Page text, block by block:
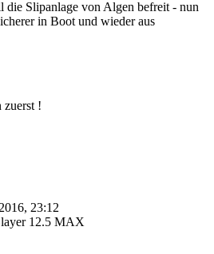
die Slipanlage von Algen befreit - nun
in Boot und wieder aus
zuerst !
23:12
12.5 MAX